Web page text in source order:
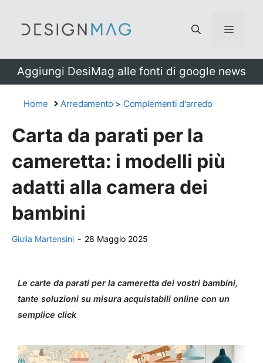
Menu
Aggiungi DesiMag alle fonti di google news
Home Arredamento > Complementi d'arredo
Carta da parati per la
cameretta: i modelli più
adatti alla camera dei
bambini
Giulia Martensini - 28 Maggio 2025
Le carte da parati per la cameretta dei vostri bambini,
tante soluzioni su misura acquistabili online con un
semplice click